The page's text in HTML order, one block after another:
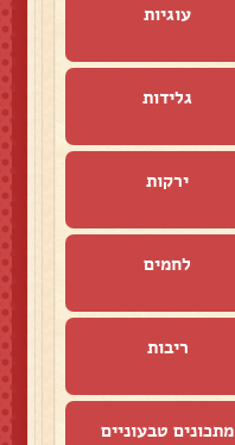
עוגיות
גלידות
ירקות
לחמים
ריבות
מתכונים טבעוניים